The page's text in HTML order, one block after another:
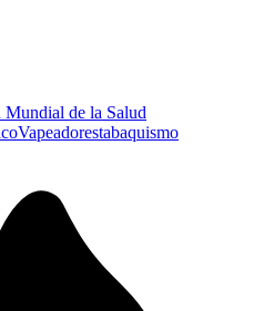
Mundial de la Salud
Vapeadorestabaquismo